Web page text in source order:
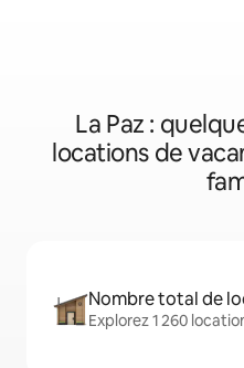
La Paz :
locations de
Nombre total de
Explorez 1 260